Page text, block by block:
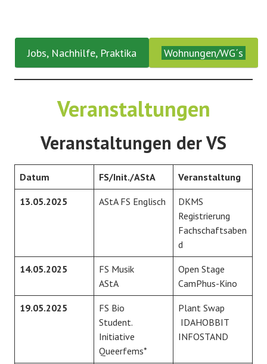
Jobs, Nachhilfe, Praktika Wohnungen/WG´s
Veranstaltungen
Veranstaltungen der VS
Datum FS/Init./AStA Veranstaltung
13.05.2025 AStA FS Englisch
DKMS
Registrierung
Fachschaftsaben
d
14.05.2025
FS Musik
AStA
Open Stage
CamPhus-Kino
19.05.2025
FS Bio
Student.
Initiative
Queerfems*
Plant Swap
IDAHOBBIT
INFOSTAND